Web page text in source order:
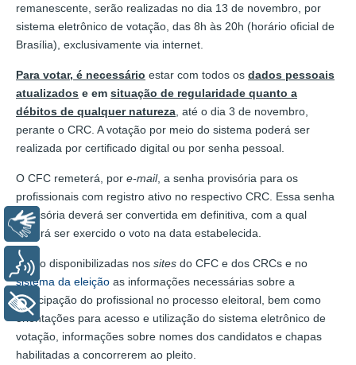
remanescente, serão realizadas no dia 13 de novembro, por
sistema eletrônico de votação, das 8h às 20h (horário oficial de
Brasília), exclusivamente via internet.
Para votar, é necessário estar com todos os dados pessoais
atualizados e em situação de regularidade quanto a
débitos de qualquer natureza , até o dia 3 de novembro,
perante o CRC. A votação por meio do sistema poderá ser
realizada por certificado digital ou por senha pessoal.
O CFC remeterá, por e-mail, a senha provisória para os
profissionais com registro ativo no respectivo CRC. Essa senha
provisória deverá ser convertida em definitiva, com a qual
deverá ser exercido o voto na data estabelecida.
Serão disponibilizadas nos sites do CFC e dos CRCs e no
sistema da eleição as informações necessárias sobre a
participação do profissional no processo eleitoral, bem como
orientações para acesso e utilização do sistema eletrônico de
votação, informações sobre nomes dos candidatos e chapas
habilitadas a concorrerem ao pleito.
Voz
+ Acessibilidade